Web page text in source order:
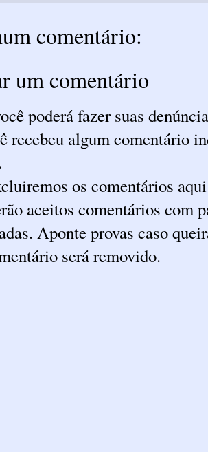
comentário:
um comentário
poderá fazer suas
recebeu algum comentário
os comentários
aceitos comentários com
Aponte provas caso
será removido.